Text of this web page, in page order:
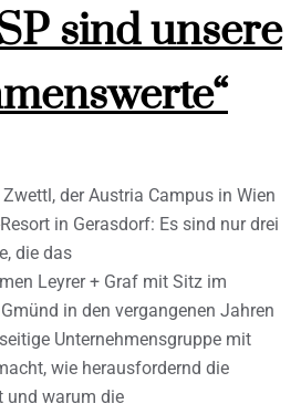
sind unsere
der Austria Campus in Wien
in Gerasdorf: Es sind nur drei
die das
Leyrer + Graf mit Sitz im
in den vergangenen Jahren
Unternehmensgruppe mit
wie herausfordernd die
und warum die